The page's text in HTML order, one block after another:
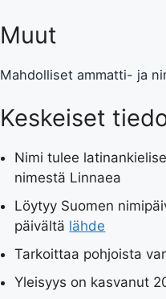
Muut
Mahdolliset ammatti- ja
Keskeiset
Nimi tulee
nimestä Linnaea
Löytyy Suomen
päivältä lähde
Tarkoittaa pohjoista
Yleisyys on kasvanut